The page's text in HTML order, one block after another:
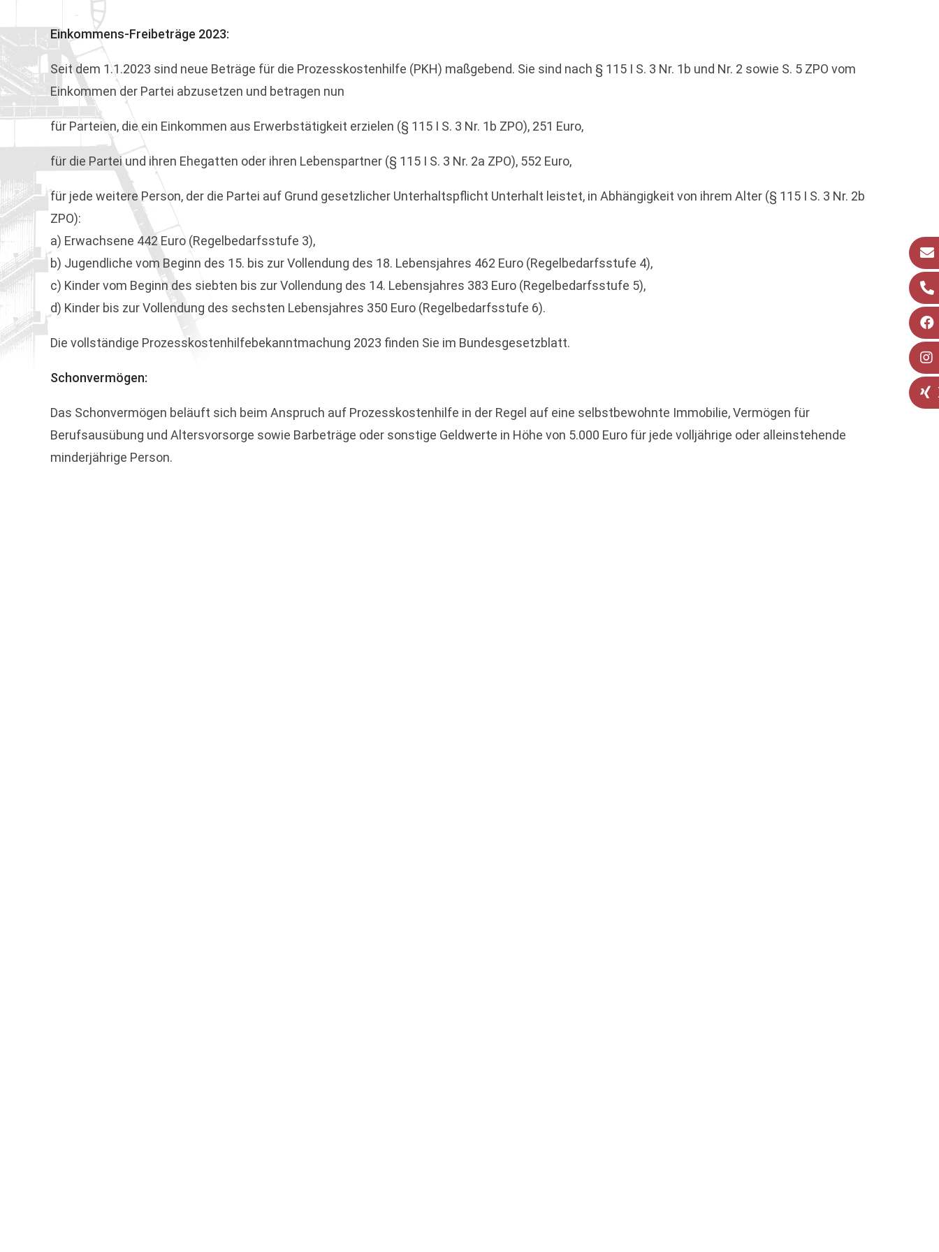
Einkommens-Freibeträge 2023:
Seit dem 1.1.2023 sind neue Beträge für die Prozesskostenhilfe (PKH) maßgebend. Sie sind nach § 115 I S. 3 Nr. 1b und Nr. 2 sowie S. 5 ZPO vom
Einkommen der Partei abzusetzen und betragen nun
für Parteien, die ein Einkommen aus Erwerbstätigkeit erzielen (§ 115 I S. 3 Nr. 1b ZPO), 251 Euro,
für die Partei und ihren Ehegatten oder ihren Lebenspartner (§ 115 I S. 3 Nr. 2a ZPO), 552 Euro,
für jede weitere Person, der die Partei auf Grund gesetzlicher Unterhaltspflicht Unterhalt leistet, in Abhängigkeit von ihrem Alter (§ 115 I S. 3 Nr. 2b
ZPO):
a) Erwachsene 442 Euro (Regelbedarfsstufe 3),
b) Jugendliche vom Beginn des 15. bis zur Vollendung des 18. Lebensjahres 462 Euro (Regelbedarfsstufe 4),
c) Kinder vom Beginn des siebten bis zur Vollendung des 14. Lebensjahres 383 Euro (Regelbedarfsstufe 5),
d) Kinder bis zur Vollendung des sechsten Lebensjahres 350 Euro (Regelbedarfsstufe 6).
Die vollständige Prozesskostenhilfebekanntmachung 2023 finden Sie im Bundesgesetzblatt.
Schonvermögen:
Das Schonvermögen beläuft sich beim Anspruch auf Prozesskostenhilfe in der Regel auf eine selbstbewohnte Immobilie, Vermögen für
Berufsausübung und Altersvorsorge sowie Barbeträge oder sonstige Geldwerte in Höhe von 5.000 Euro für jede volljährige oder alleinstehende
minderjährige Person.